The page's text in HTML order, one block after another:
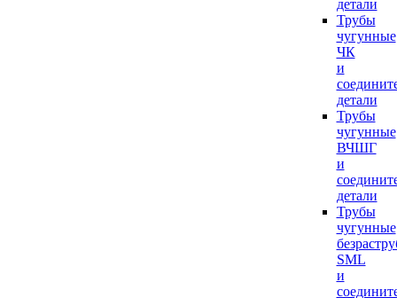
детали
Трубы
чугунные
ЧК
и
детали
Трубы
чугунные
ВЧШГ
и
детали
Трубы
чугунные
SML
и